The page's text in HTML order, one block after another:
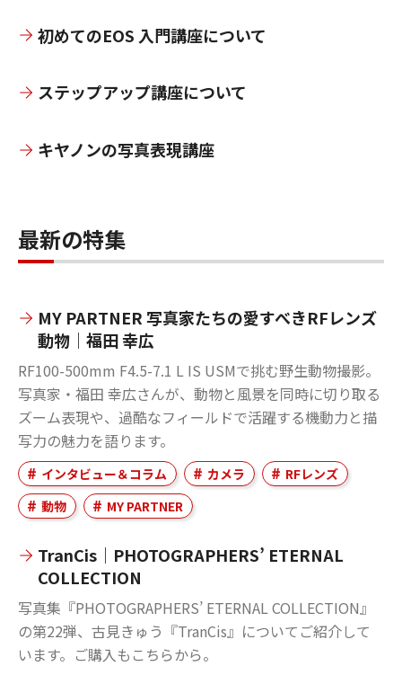
初めてのEOS 入門講座について
ステップアップ講座について
キヤノンの写真表現講座
最新の特集
MY PARTNER 写真家たちの愛すべきRFレンズ
動物｜福田 幸広
RF100-500mm F4.5-7.1 L IS USMで挑む野生動物撮影。
写真家・福田 幸広さんが、動物と風景を同時に切り取る
ズーム表現や、過酷なフィールドで活躍する機動力と描
写力の魅力を語ります。
インタビュー＆コラム カメラ
RFレンズ
動物
MY PARTNER
TranCis｜PHOTOGRAPHERS’ ETERNAL
COLLECTION
写真集『PHOTOGRAPHERS’ ETERNAL COLLECTION』
の第22弾、古見きゅう『TranCis』についてご紹介して
います。ご購入もこちらから。